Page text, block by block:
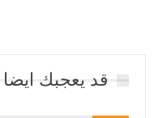
قد يعجبك ايضا